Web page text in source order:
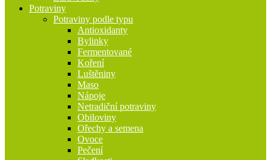
Potraviny
Potraviny podle typu
Antioxidanty
Bylinky
Fermentované
Koření
Luštěniny
Maso
Nápoje
Netradiční potraviny
Obiloviny
Ořechy a semena
Ovoce
Pečení